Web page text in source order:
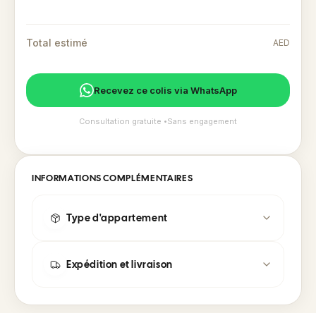
Total estimé AED
Recevez ce colis via WhatsApp
Consultation gratuite •Sans engagement
INFORMATIONS COMPLÉMENTAIRES
Type d'appartement
Expédition et livraison